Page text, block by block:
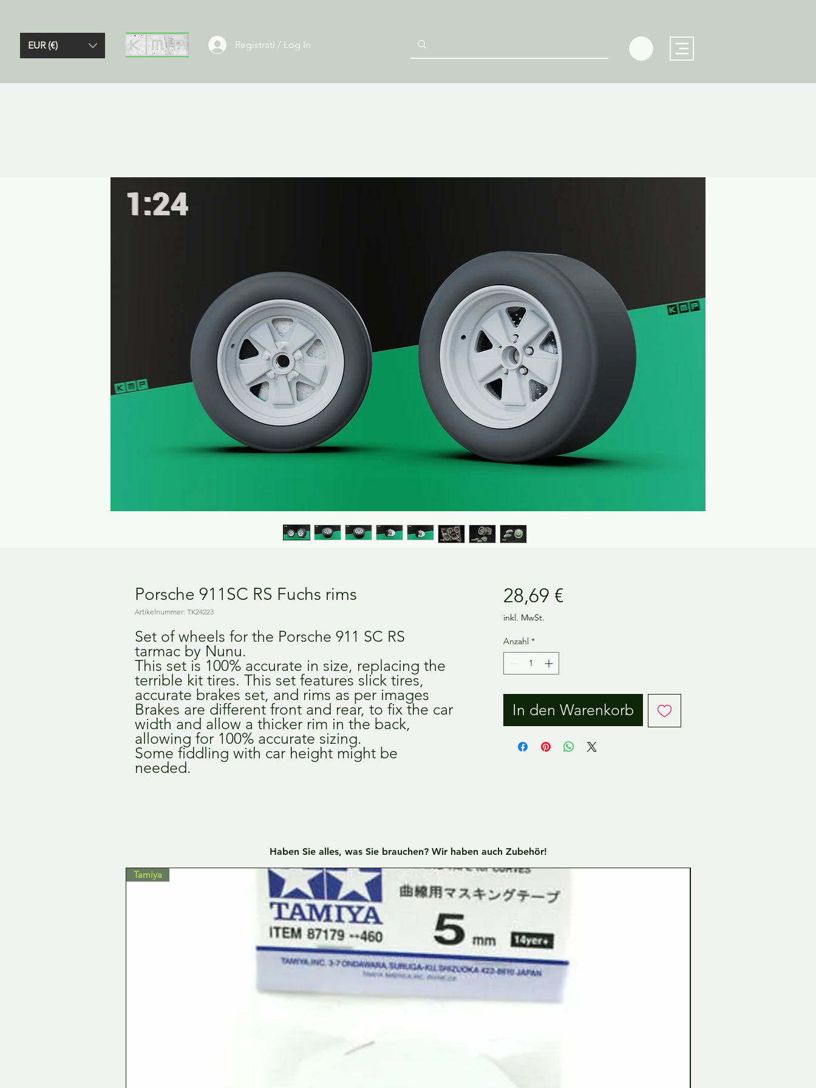
EUR (€) Registrati / Log In
Porsche 911SC RS Fuchs rims
Artikelnummer: TK24223
Set of wheels for the Porsche 911 SC RS
tarmac by Nunu.
This set is 100% accurate in size, replacing the
terrible kit tires. This set features slick tires,
accurate brakes set, and rims as per images
Brakes are different front and rear, to fix the car
width and allow a thicker rim in the back,
allowing for 100% accurate sizing.
Some fiddling with car height might be
needed.
28,69 €Preis
inkl. MwSt.
Anzahl *
In den Warenkorb
Haben Sie alles, was Sie brauchen? Wir haben auch Zubehör!
Tamiya